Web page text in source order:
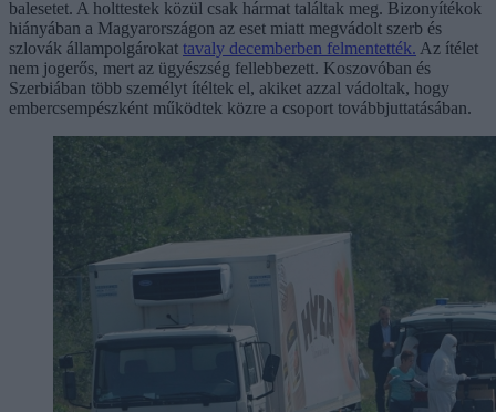
balesetet. A holttestek közül csak hármat találtak meg. Bizonyítékok
hiányában a Magyarországon az eset miatt megvádolt szerb és
szlovák állampolgárokat tavaly decemberben felmentették. Az ítélet
nem jogerős, mert az ügyészség fellebbezett. Koszovóban és
Szerbiában több személyt ítéltek el, akiket azzal vádoltak, hogy
embercsempészként működtek közre a csoport továbbjuttatásában.